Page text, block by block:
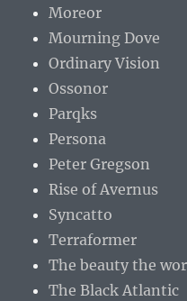
Moreor
Mourning Dove
Ordinary Vision
Ossonor
Parqks
Persona
Peter Gregson
Rise of Avernus
Syncatto
Terraformer
The beauty the
The Black Atlantic